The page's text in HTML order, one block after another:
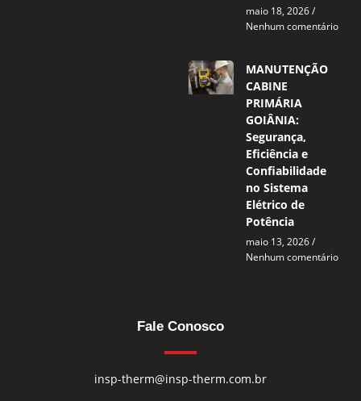
maio 18, 2026
Nenhum comentário
MANUTENÇÃO
CABINE
PRIMÁRIA
GOIÂNIA:
Segurança,
Eficiência e
Confiabilidade
no Sistema
Elétrico de
Potência
maio 13, 2026
Nenhum comentário
Fale Conosco
insp-therm@insp-therm.com.br